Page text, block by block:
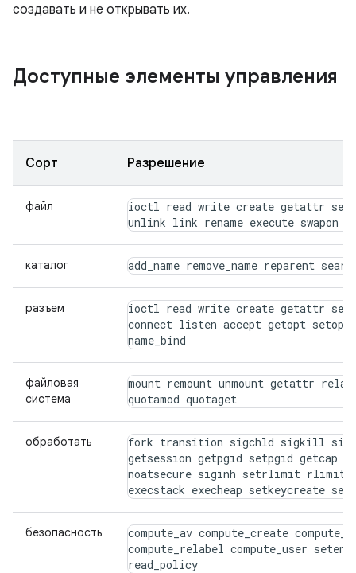
создавать и не открывать их.
Доступные элементы управления
Сорт Разрешение
файл
ioctl read write create getattr
unlink link rename execute swapon
каталог add_name remove_name reparent
разъем
ioctl read write create getattr
connect listen accept getopt setopt
name_bind
файловая
система
mount remount unmount getattr
quotamod quotaget
обработать
fork transition sigchld sigkill
getsession getpgid setpgid getcap
noatsecure siginh setrlimit
execstack execheap setkeycreate
безопасность
compute_av compute_create
compute_relabel compute_user
read_policy